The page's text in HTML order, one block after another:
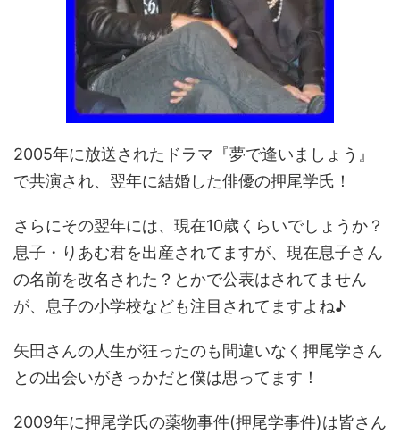
2005年に放送されたドラマ『夢で逢いましょう』
で共演され、翌年に結婚した俳優の押尾学氏！
さらにその翌年には、現在10歳くらいでしょうか？
息子・りあむ君を出産されてますが、現在息子さん
の名前を改名された？とかで公表はされてません
が、息子の小学校なども注目されてますよね♪
矢田さんの人生が狂ったのも間違いなく押尾学さん
との出会いがきっかだと僕は思ってます！
2009年に押尾学氏の薬物事件(押尾学事件)は皆さん